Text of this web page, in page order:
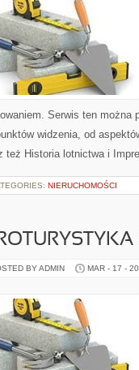
Serwis ten można
widzenia, od
też Historia lotnictwa i
NIERUCHOMOŚCI
BY ADMIN MAR - 17 -